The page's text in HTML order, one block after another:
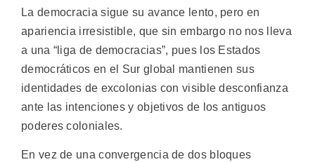
La democracia sigue su avance lento, pero en
apariencia irresistible, que sin embargo no nos lleva
a una “liga de democracias”, pues los Estados
democráticos en el Sur global mantienen sus
identidades de excolonias con visible desconfianza
ante las intenciones y objetivos de los antiguos
poderes coloniales.
En vez de una convergencia de dos bloques